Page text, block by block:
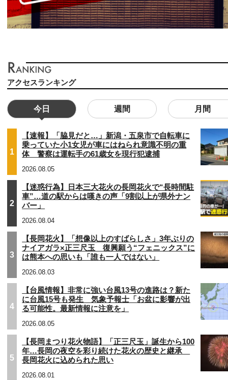
アクセスランキング
今日 週間 月間
1
【速報】「脇見だと…」新潟・五泉市で自転車に
乗っていた小1女児が車にはねられ意識不明の重
体 警察は運転手の61歳女を現行犯逮捕
2026.08.05
2
【迷惑行為】日本三大花火の長岡花火で“長時間駐
車”…道の駅からは嘆きの声「9割以上が県外ナン
バー」
2026.08.04
3
【長岡花火】「想像以上のすばらしさ」3年ぶりの
ナイアガラ×正三尺玉 復興願う“フェニックス”に
は熊本への思いも「誰も一人ではない」
2026.08.03
4
【台風情報】非常に強い台風13号の進路は？新た
に台風15号も発生 気象予報士「お盆に影響が出
る可能性。最新情報に注意を」
2026.08.05
5
【長岡まつり花火物語】「正三尺玉」誕生から100
年…長岡の夜空を彩り続けた花火の歴史と継承
長岡花火に込められた思い
2026.08.01